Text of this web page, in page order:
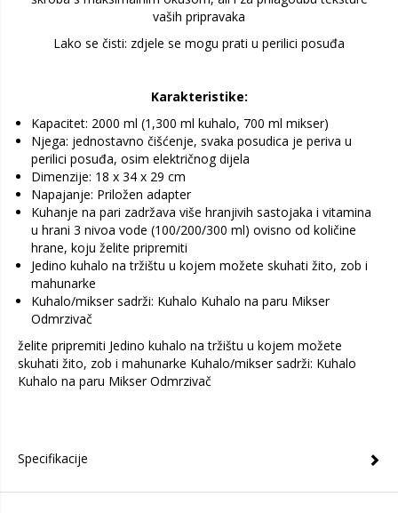
vaših pripravaka
Lako se čisti: zdjele se mogu prati u perilici posuđa
Karakteristike:
Kapacitet: 2000 ml (1,300 ml kuhalo, 700 ml mikser)
Njega: jednostavno čišćenje, svaka posudica je periva u
perilici posuđa, osim električnog dijela
Dimenzije: 18 x 34 x 29 cm
Napajanje: Priložen adapter
Kuhanje na pari zadržava više hranjivih sastojaka i vitamina
u hrani 3 nivoa vode (100/200/300 ml) ovisno od količine
hrane, koju želite pripremiti
Jedino kuhalo na tržištu u kojem možete skuhati žito, zob i
mahunarke
Kuhalo/mikser sadrži: Kuhalo Kuhalo na paru Mikser
Odmrzivač
želite pripremiti Jedino kuhalo na tržištu u kojem možete
skuhati žito, zob i mahunarke Kuhalo/mikser sadrži: Kuhalo
Kuhalo na paru Mikser Odmrzivač
Specifikacije